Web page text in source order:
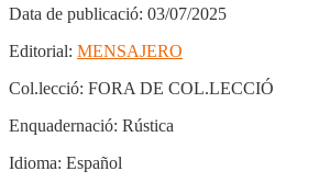
Data de publicació: 03/07/2025
Editorial: MENSAJERO
Col.lecció: FORA DE COL.LECCIÓ
Enquadernació: Rústica
Idioma: Español